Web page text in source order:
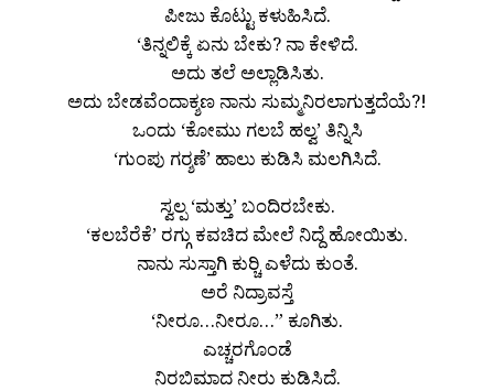
ಪೀಜು ಕೊಟ್ಟು ಕಳುಹಿಸಿದೆ.
‘ತಿನ್ನಲಿಕ್ಕೆ ಏನು ಬೇಕು? ನಾ ಕೇಳಿದೆ.
ಅದು ತಲೆ ಅಲ್ಲಾಡಿಸಿತು.
ಅದು ಬೇಡವೆಂದಾಕ್ಶಣ ನಾನು ಸುಮ್ಮನಿರಲಾಗುತ್ತದೆಯೆ?!
ಒಂದು ‘ಕೋಮು ಗಲಬೆ ಹಲ್ವ’ ತಿನ್ನಿಸಿ
‘ಗುಂಪು ಗರ್‍ಶಣೆ’ ಹಾಲು ಕುಡಿಸಿ ಮಲಗಿಸಿದೆ.
ಸ್ವಲ್ಪ ‘ಮತ್ತು’ ಬಂದಿರಬೇಕು.
‘ಕಲಬೆರೆಕೆ’ ರಗ್ಗು ಕವಚಿದ ಮೇಲೆ ನಿದ್ದೆ ಹೋಯಿತು.
ನಾನು ಸುಸ್ತಾಗಿ ಕುರ್‍ಚಿ ಎಳೆದು ಕುಂತೆ.
ಅರೆ ನಿದ್ರಾವಸ್ತೆ
‘ನೀರೂ…ನೀರೂ…” ಕೂಗಿತು.
ಎಚ್ಚರಗೊಂಡೆ
ನಿರಬಿಮಾದ ನೀರು ಕುಡಿಸಿದೆ.